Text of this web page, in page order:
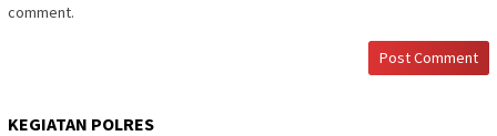
comment.
KEGIATAN POLRES